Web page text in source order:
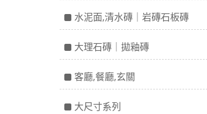
水泥面,清水磚｜岩磚石板磚
大理石磚｜拋釉磚
客廳,餐廳,玄關
大尺寸系列